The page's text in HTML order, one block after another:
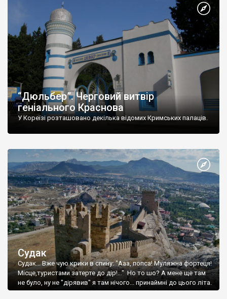
“Дюльбер”. Черговий витвір
геніального Краснова
У Кореїзі розташовано декілька відомих Кримських палаців.
Судак
Судак... Вже чую крики в спину: "Ааа, попса! Муляжна фортеця!
Місце,туристами затерте до дір!..." Но то шо? А мене ще там
не було, ну не "дірявив" я там нічого... принаймні до цього літа.